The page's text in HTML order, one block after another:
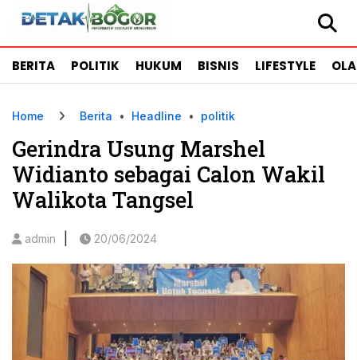
BERITA POLITIK HUKUM BISNIS LIFESTYLE
Home Berita • Headline • politik
Gerindra Usung Marshel
Widianto sebagai Calon Wakil
Walikota Tangsel
admin 20/06/2024